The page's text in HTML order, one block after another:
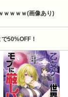
ｗｗｗｗ(画像あり)
50%OFF！